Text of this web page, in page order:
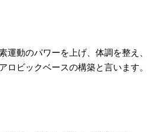
動のパワーを上げ、体調を整え、
ビックベースの構築と言います。